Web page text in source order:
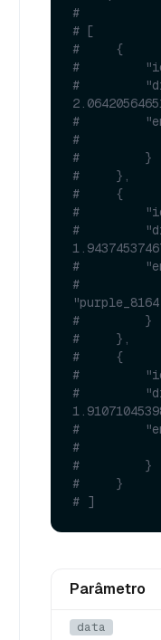
#
# [
#     {
#
#
#
#
#         }
#     },
#     {
#
#
#
#
#         }
#     },
#     {
#
#
#
#
#         }
#     }
# ]
Parâmetro
data